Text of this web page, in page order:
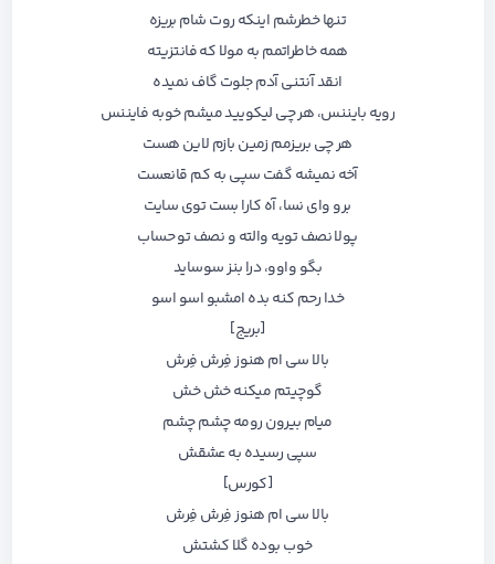
تنها خطرشم اینکه روت شام بریزه
همه خاطراتمم به مولا که فانتزیته
انقد آنتنی آدم جلوت گاف نمیده
رویه بایننس، هر چی لیکویید میشم خوبه فایننس
هر چی بریزمم زمین بازم لاین هست
آخه نمیشه گفت سپی به کم قانعست
برو وای نسا، آه کارا بست توی سایت
پولا نصف تویه والته و نصف تو حساب
بگو واوو، درا بنز سوساید
خدا رحم کنه بده امشبو اسو اسو
[بریج]
بالا سی ام هنوز فِرش فِرش
گوچیتم میکنه خش خش
میام بیرون رومه چشم چشم
سپی رسیده به عشقش
[کورس]
بالا سی ام هنوز فِرش فِرش
خوب بوده گلا کشتش